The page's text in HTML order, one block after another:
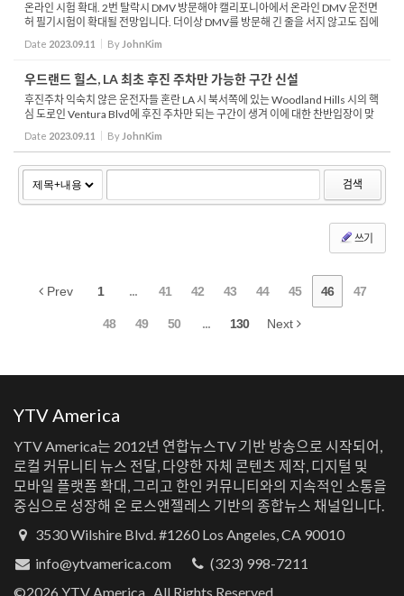
온라인 시험 확대. 2번 탈락시 DMV 방문해야 캘리포니아에서 온라인 DMV 운전면
허 필기시험이 확대될 전망입니다. 더이상 DMV를 방문해 긴 줄을 서지 않고도 집에
서 편리하게 운전면허 필기시험을 볼 수 있게 되는 것입니다. 온라인 필기 시험은 인
터넷 사용...
Date 2023.09.11 By JohnKim
우드랜드 힐스, LA 최초 후진 주차만 가능한 구간 신설
후진주차 익숙치 않은 운전자들 혼란 LA 시 북서쪽에 있는 Woodland Hills 시의 핵
심 도로인 Ventura Blvd에 후진 주차만 되는 구간이 생겨 이에 대한 찬반입장이 맞
서고 있습니다. 후진 전용 주차 공간이 45도 대각선으로 돼있고, 반드시 후진으로만
들어갈 ...
Date 2023.09.11 By JohnKim
검색
쓰기
Prev 1 ... 41 42 43 44 45 46 47
48 49 50 ... 130 Next
YTV America
YTV America는 2012년 연합뉴스TV 기반 방송으로 시작되어,
로컬 커뮤니티 뉴스 전달, 다양한 자체 콘텐츠 제작, 디지털 및
모바일 플랫폼 확대, 그리고 한인 커뮤니티와의 지속적인 소통을
중심으로 성장해 온 로스앤젤레스 기반의 종합뉴스 채널입니다.
3530 Wilshire Blvd. #1260 Los Angeles, CA 90010
info@ytvamerica.com
(323) 998-7211
©2026 YTV America., All Rights Reserved.